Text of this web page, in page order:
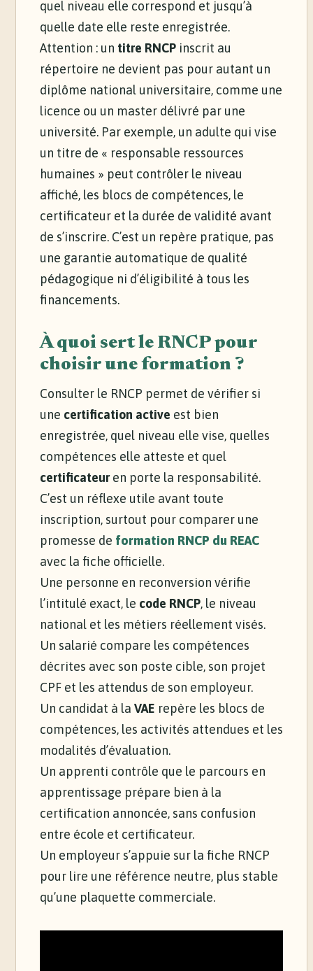
quel niveau elle correspond et jusqu’à
quelle date elle reste enregistrée.
Attention : un titre RNCP inscrit au
répertoire ne devient pas pour autant un
diplôme national universitaire, comme une
licence ou un master délivré par une
université. Par exemple, un adulte qui vise
un titre de « responsable ressources
humaines » peut contrôler le niveau
affiché, les blocs de compétences, le
certificateur et la durée de validité avant
de s’inscrire. C’est un repère pratique, pas
une garantie automatique de qualité
pédagogique ni d’éligibilité à tous les
financements.
À quoi sert le RNCP pour
choisir une formation ?
Consulter le RNCP permet de vérifier si
une certification active est bien
enregistrée, quel niveau elle vise, quelles
compétences elle atteste et quel
certificateuren porte la responsabilité.
C’est un réflexe utile avant toute
inscription, surtout pour comparer une
promesse de formation RNCP du REAC
avec la fiche officielle.
Une personne en reconversion vérifie
l’intitulé exact, le code RNCP, le niveau
national et les métiers réellement visés.
Un salarié compare les compétences
décrites avec son poste cible, son projet
CPF et les attendus de son employeur.
Un candidat à la VAE repère les blocs de
compétences, les activités attendues et les
modalités d’évaluation.
Un apprenti contrôle que le parcours en
apprentissage prépare bien à la
certification annoncée, sans confusion
entre école et certificateur.
Un employeur s’appuie sur la fiche RNCP
pour lire une référence neutre, plus stable
qu’une plaquette commerciale.